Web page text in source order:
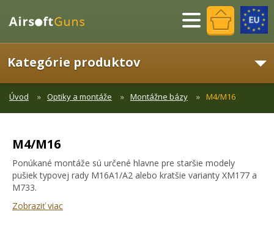
Menu
Kategórie produktov
Úvod Optiky a montáže Montážne bázy M4/M16
M4/M16
Ponúkané montáže sú určené hlavne pre staršie modely
pušiek typovej rady M16A1/A2 alebo kratšie varianty XM177 a
M733.
Zobraziť viac